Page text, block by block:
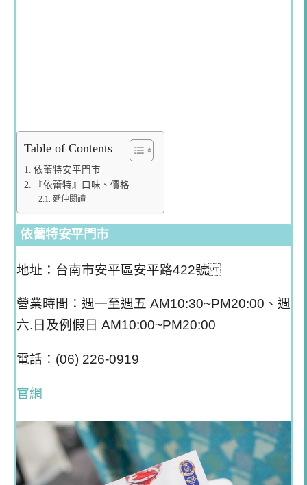
Table of Contents
依蕾特安平門市
『依蕾特』口味、價格
延伸閱讀
依蕾特安平門市
地址：台南市安平區安平路422號
營業時間：週一至週五 AM10:30~PM20:00、週
六.日及例假日 AM10:00~PM20:00
電話：(06) 226-0919
官網